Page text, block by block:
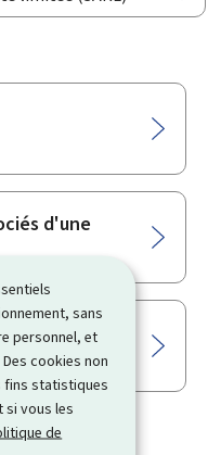
sans
personnel, et
cookies non
fins statistiques
si vous les
de
d'une